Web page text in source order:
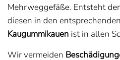
Mehrweggefäße. Entsteht
diesen in den
Kaugummikauen ist in allen
Wir vermeiden